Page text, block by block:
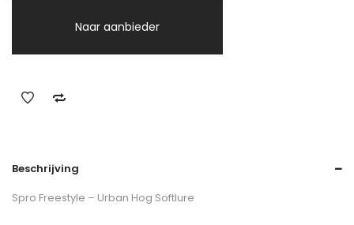
Naar aanbieder
Beschrijving
Spro Freestyle – Urban Hog Softlure